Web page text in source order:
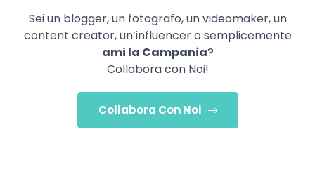
Sei un blogger, un fotografo, un videomaker, un
content creator, un’influencer o semplicemente
ami la Campania?
Collabora con Noi!
Collabora Con Noi